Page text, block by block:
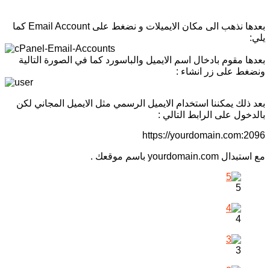
بعدها نذهب الى مكان الايميلات و نضغط على Email Account كما
يلي:
بعدها مقوم بادخال اسم الايميل والباسورد كما في الصورة التالية
ونضغط على زر انشاء :
بعد ذلك يمكننا استخدام الايميل الرسمي مثل الايميل المجاني لكن
بالدخول على الرابط التالي :
https://yourdomain.com:2096
مع استبدال yourdomain.com باسم موقعك .
5
4
3